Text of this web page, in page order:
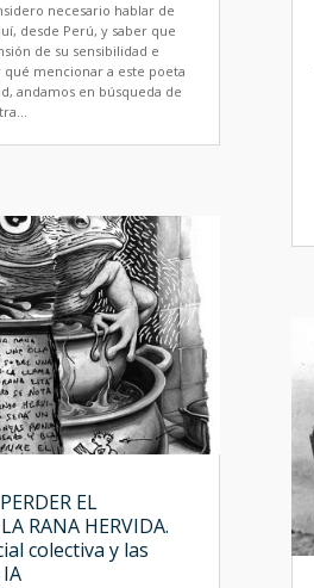
necesario hablar de
desde Perú, y saber que
de su sensibilidad e
qué mencionar a este poeta
andamos en búsqueda de
EL
RANA HERVIDA.
colectiva y las